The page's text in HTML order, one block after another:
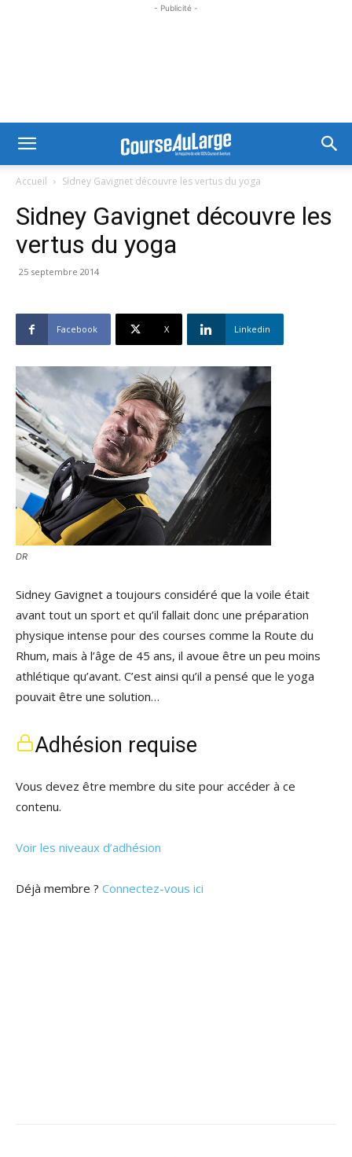
- Publicité -
Accueil Sidney Gavignet découvre les vertus du yoga
Sidney Gavignet découvre les
vertus du yoga
25 septembre 2014
Facebook X Linkedin
DR
Sidney Gavignet a toujours considéré que la voile était
avant tout un sport et qu’il fallait donc une préparation
physique intense pour des courses comme la Route du
Rhum, mais à l’âge de 45 ans, il avoue être un peu moins
athlétique qu’avant. C’est ainsi qu’il a pensé que le yoga
pouvait être une solution…
Adhésion requise
Vous devez être membre du site pour accéder à ce
contenu.
Voir les niveaux d’adhésion
Déjà membre ? Connectez-vous ici